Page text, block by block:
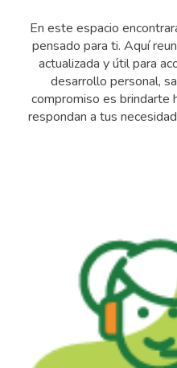
En este espacio
pensado para ti. Aquí
actualizada y útil para
desarrollo personal,
compromiso es brindarte
respondan a tus